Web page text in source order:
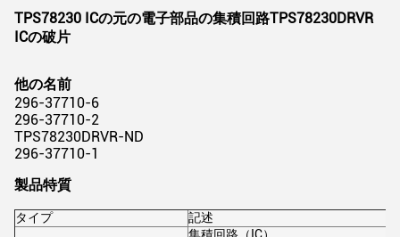
TPS78230 ICの元の電子部品の集積回路TPS78230DRVR
ICの破片
他の名前
296-37710-6
296-37710-2
TPS78230DRVR-ND
296-37710-1
製品特質
タイプ 記述